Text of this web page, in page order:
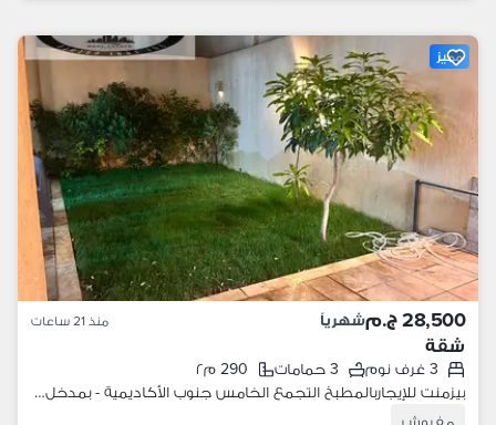
مميز
28,500 ج.م شهرياً منذ 21 ساعات
شقة
3 غرف نوم 3 حمامات
290 م٢
بيزمنت للإيجاربالمطبخ التجمع الخامس جنوب الأكاديمية - بمدخل خاص تشطيب الترا سوبر لوكس